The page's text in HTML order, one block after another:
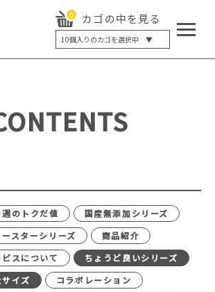
0 カゴの中を見る
10個入りのカゴを選択中 ▼
5個入り
20個入り
最大12%OFF
週のトクだ値
国産無添加シリーズ
ースターシリーズ
商品紹介
スについて
ちょうど良いシリーズ
イズ
コラボレーション